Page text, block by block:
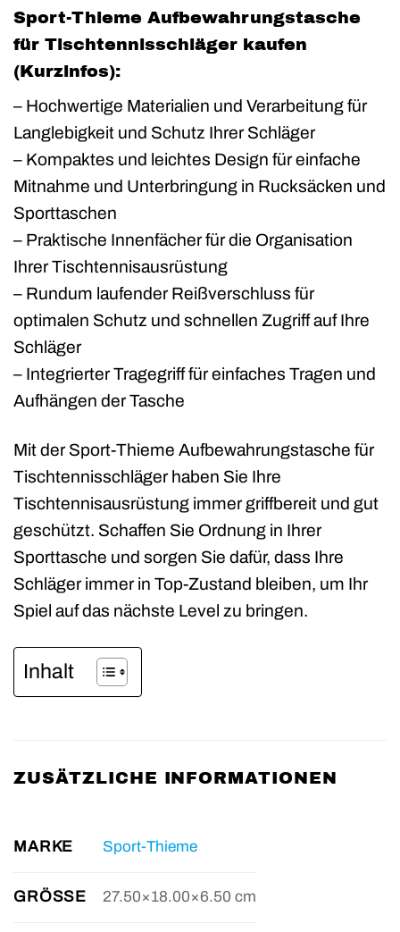
Sport-Thieme Aufbewahrungstasche
für Tischtennisschläger kaufen
(Kurzinfos):
– Hochwertige Materialien und Verarbeitung für
Langlebigkeit und Schutz Ihrer Schläger
– Kompaktes und leichtes Design für einfache
Mitnahme und Unterbringung in Rucksäcken und
Sporttaschen
– Praktische Innenfächer für die Organisation
Ihrer Tischtennisausrüstung
– Rundum laufender Reißverschluss für
optimalen Schutz und schnellen Zugriff auf Ihre
Schläger
– Integrierter Tragegriff für einfaches Tragen und
Aufhängen der Tasche
Mit der Sport-Thieme Aufbewahrungstasche für
Tischtennisschläger haben Sie Ihre
Tischtennisausrüstung immer griffbereit und gut
geschützt. Schaffen Sie Ordnung in Ihrer
Sporttasche und sorgen Sie dafür, dass Ihre
Schläger immer in Top-Zustand bleiben, um Ihr
Spiel auf das nächste Level zu bringen.
Inhalt
ZUSÄTZLICHE INFORMATIONEN
MARKE Sport-Thieme
GRÖSSE 27.50×18.00×6.50 cm